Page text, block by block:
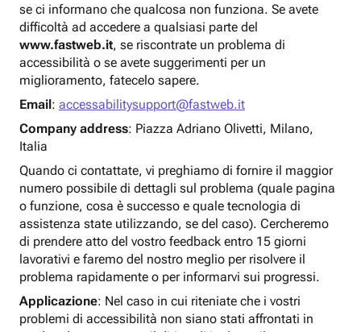
se ci informano che qualcosa non funziona. Se avete
difficoltà ad accedere a qualsiasi parte del
www.fastweb.it, se riscontrate un problema di
accessibilità o se avete suggerimenti per un
miglioramento, fatecelo sapere.
Email: accessabilitysupport@fastweb.it
Company address: Piazza Adriano Olivetti, Milano,
Italia
Quando ci contattate, vi preghiamo di fornire il maggior
numero possibile di dettagli sul problema (quale pagina
o funzione, cosa è successo e quale tecnologia di
assistenza state utilizzando, se del caso). Cercheremo
di prendere atto del vostro feedback entro 15 giorni
lavorativi e faremo del nostro meglio per risolvere il
problema rapidamente o per informarvi sui progressi.
Applicazione: Nel caso in cui riteniate che i vostri
problemi di accessibilità non siano stati affrontati in